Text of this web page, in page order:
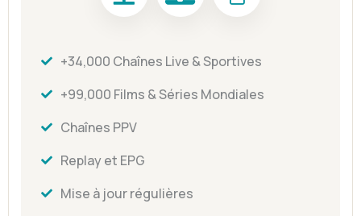
+34,000 Chaînes Live & Sportives
+99,000 Films & Séries Mondiales
Chaînes PPV
Replay et EPG
Mise à jour régulières